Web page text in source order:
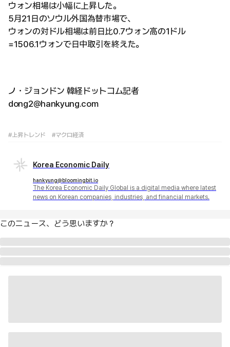
ウォン相場は小幅に上昇した。
5月21日のソウル外国為替市場で、
ウォンの対ドル相場は前日比0.7ウォン高の1ドル
=1506.1ウォンで日中取引を終えた。
ノ・ジョンドン 韓経ドットコム記者
dong2@hankyung.com
#上昇トレンド #マクロ経済
Korea Economic Daily
hankyung@bloomingbit.io
The Korea Economic Daily Global is a digital media where latest
news on Korean companies, industries, and financial markets.
このニュース、どう思いますか？